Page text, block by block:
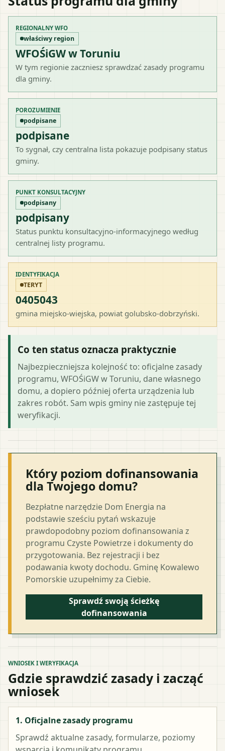
REGIONALNY WFO
właściwy region
WFOŚiGW w Toruniu
W tym regionie zaczniesz sprawdzać zasady programu
dla gminy.
POROZUMIENIE
podpisane
podpisane
To sygnał, czy centralna lista pokazuje podpisany status
gminy.
PUNKT KONSULTACYJNY
podpisany
podpisany
Status punktu konsultacyjno-informacyjnego według
centralnej listy programu.
IDENTYFIKACJA
TERYT
0405043
gmina miejsko-wiejska, powiat golubsko-dobrzyński.
Co ten status oznacza praktycznie
Najbezpieczniejsza kolejność to: oficjalne zasady
programu, WFOŚiGW w Toruniu, dane własnego
domu, a dopiero później oferta urządzenia lub
zakres robót. Sam wpis gminy nie zastępuje tej
weryfikacji.
Który poziom dofinansowania
dla Twojego domu?
Bezpłatne narzędzie Dom Energia na
podstawie sześciu pytań wskazuje
prawdopodobny poziom dofinansowania z
programu Czyste Powietrze i dokumenty do
przygotowania. Bez rejestracji i bez
podawania kwoty dochodu. Gminę Kowalewo
Pomorskie uzupełnimy za Ciebie.
Sprawdź swoją ścieżkę
dofinansowania
WNIOSEK I WERYFIKACJA
Gdzie sprawdzić zasady i zacząć
wniosek
1. Oficjalne zasady programu
Sprawdź aktualne zasady, formularze, poziomy